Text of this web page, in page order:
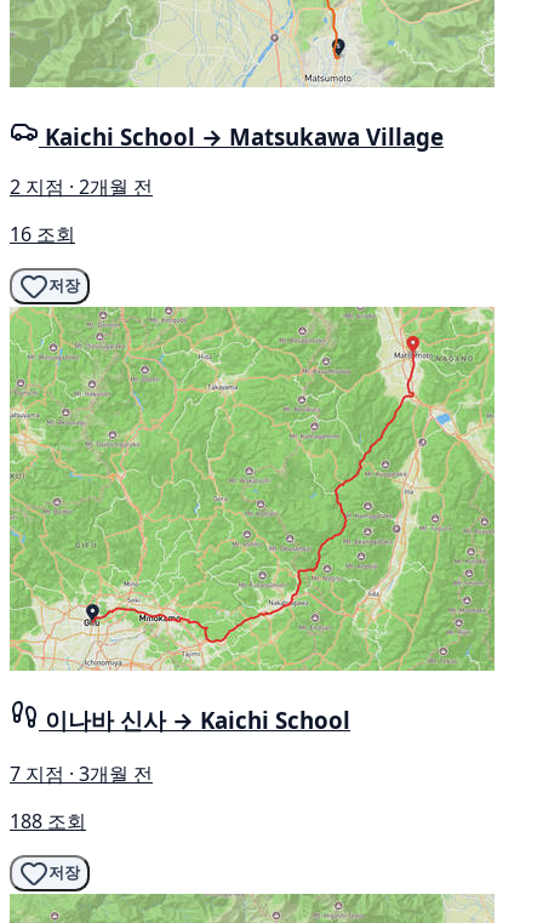
Kaichi School → Matsukawa Village
2 지점 · 2개월 전
16 조회
저장
이나바 신사 → Kaichi School
7 지점 · 3개월 전
188 조회
저장